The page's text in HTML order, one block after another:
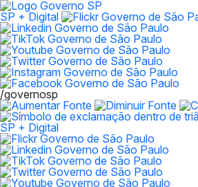
SP + Digital
/governosp
SP + Digital